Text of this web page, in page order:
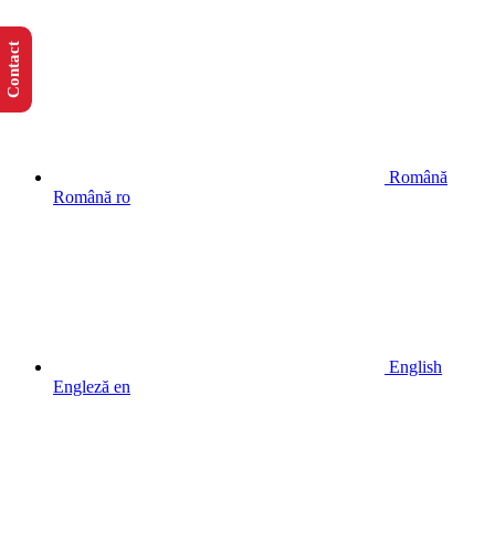
Română
Română ro
English
Engleză en
Contact